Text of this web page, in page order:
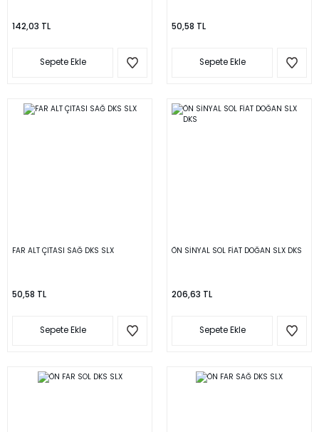
142,03 TL
Sepete Ekle
50,58 TL
Sepete Ekle
FAR ALT ÇITASI SAĞ DKS SLX
50,58 TL
Sepete Ekle
ÖN SİNYAL SOL FİAT DOĞAN SLX DKS
206,63 TL
Sepete Ekle